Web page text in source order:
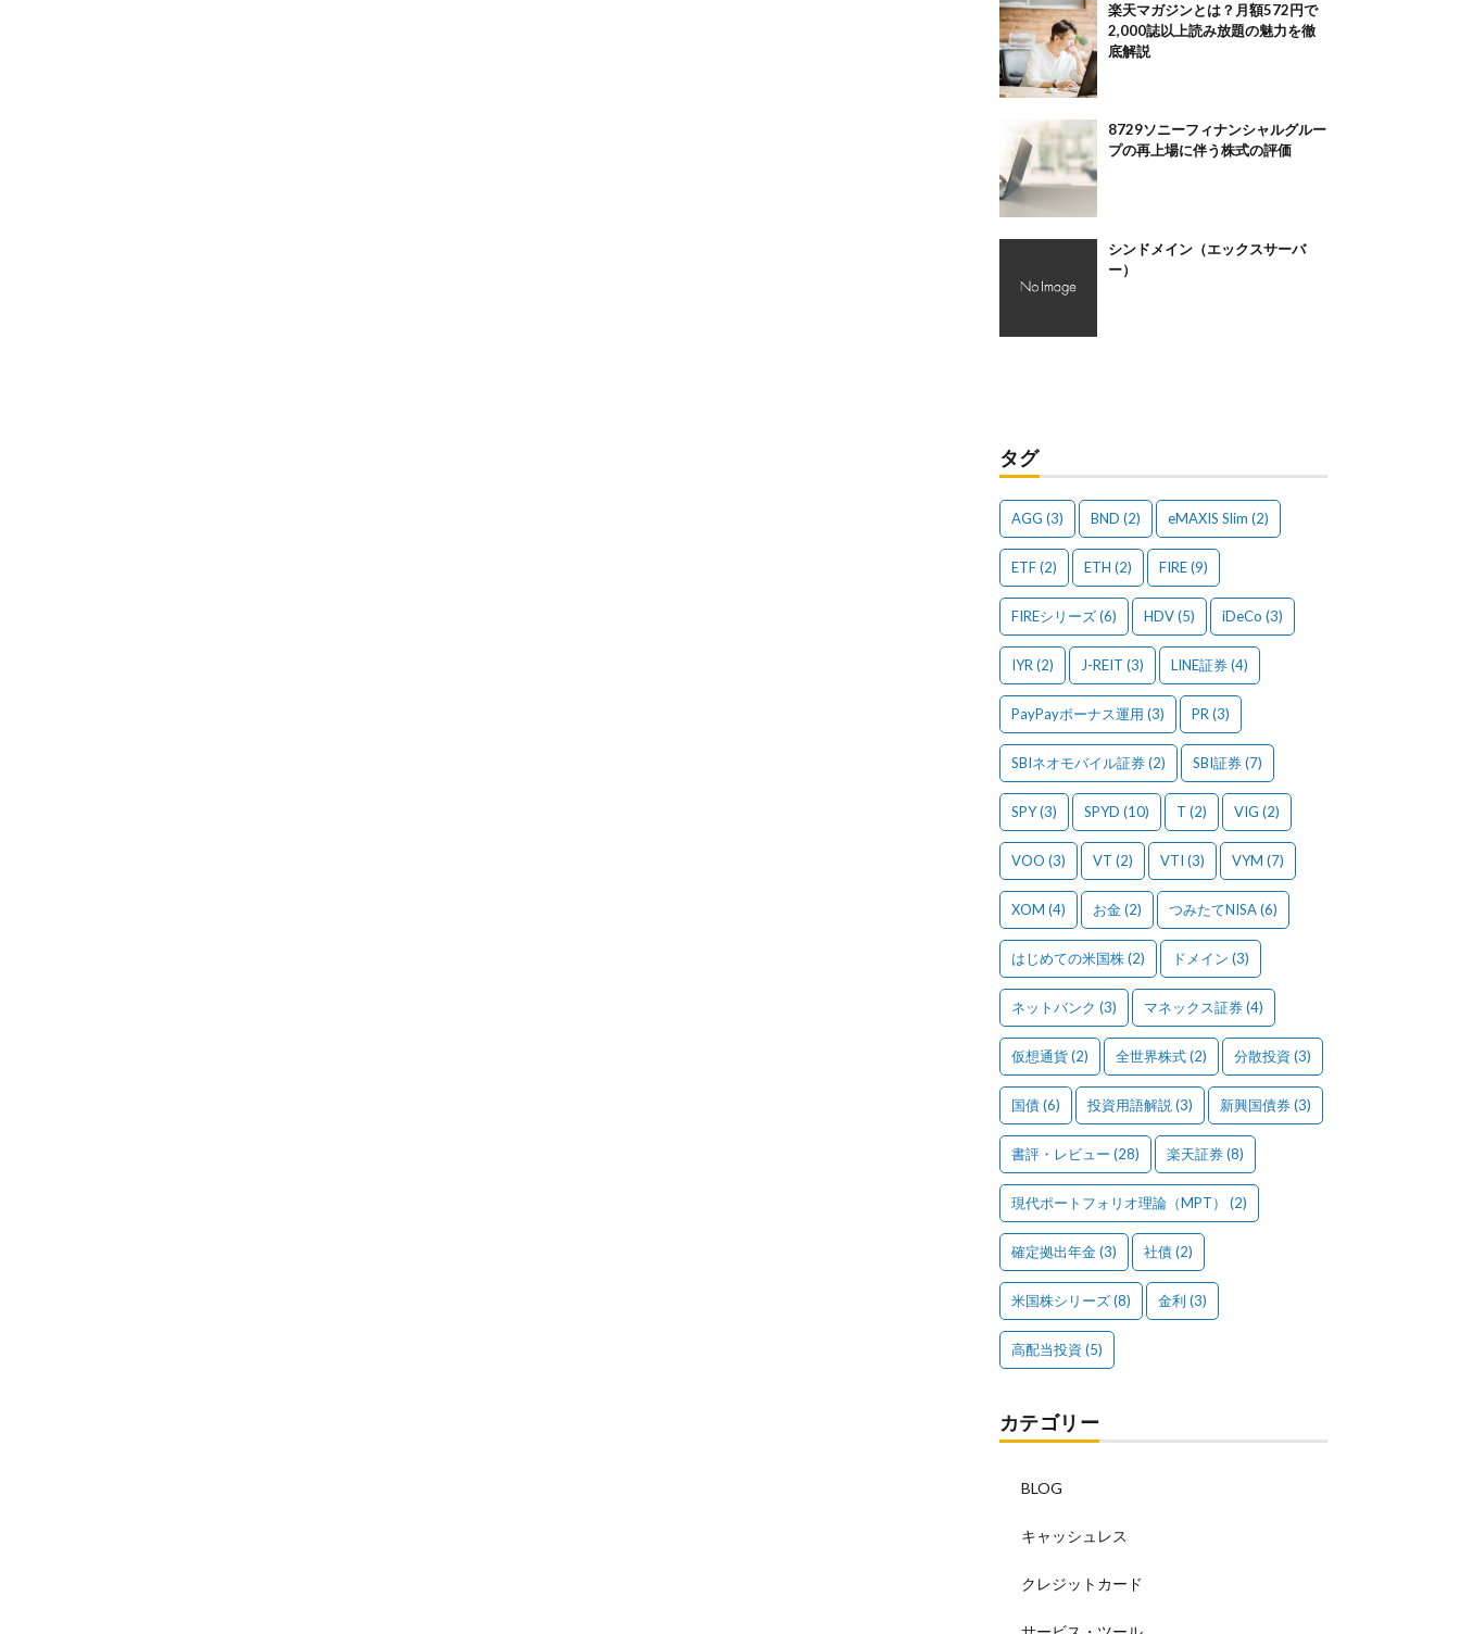
楽天マガジンとは？月額572円で
2,000誌以上読み放題の魅力を徹
底解説
8729ソニーフィナンシャルグルー
プの再上場に伴う株式の評価
シンドメイン（エックスサーバ
ー）
タグ
AGG (3) BND (2) eMAXIS Slim (2)
ETF(2) ETH (2) FIRE(9)
FIREシリーズ(6) HDV(5) iDeCo (3)
IYR (2) J-REIT (3) LINE証券(4)
PayPayボーナス運用 (3) PR (3)
SBIネオモバイル証券(2) SBI証券(7)
SPY(3) SPYD (10) T (2) VIG (2)
VOO (3) VT (2) VTI (3) VYM (7)
XOM (4) お金(2) つみたてNISA(6)
はじめての米国株(2) ドメイン (3)
ネットバンク (3) マネックス証券(4)
仮想通貨(2) 全世界株式(2) 分散投資 (3)
国債(6) 投資用語解説 (3) 新興国債券(3)
書評・レビュー (28) 楽天証券(8)
現代ポートフォリオ理論（MPT） (2)
確定拠出年金(3) 社債(2)
米国株シリーズ(8) 金利 (3)
高配当投資 (5)
カテゴリー
BLOG
キャッシュレス
クレジットカード